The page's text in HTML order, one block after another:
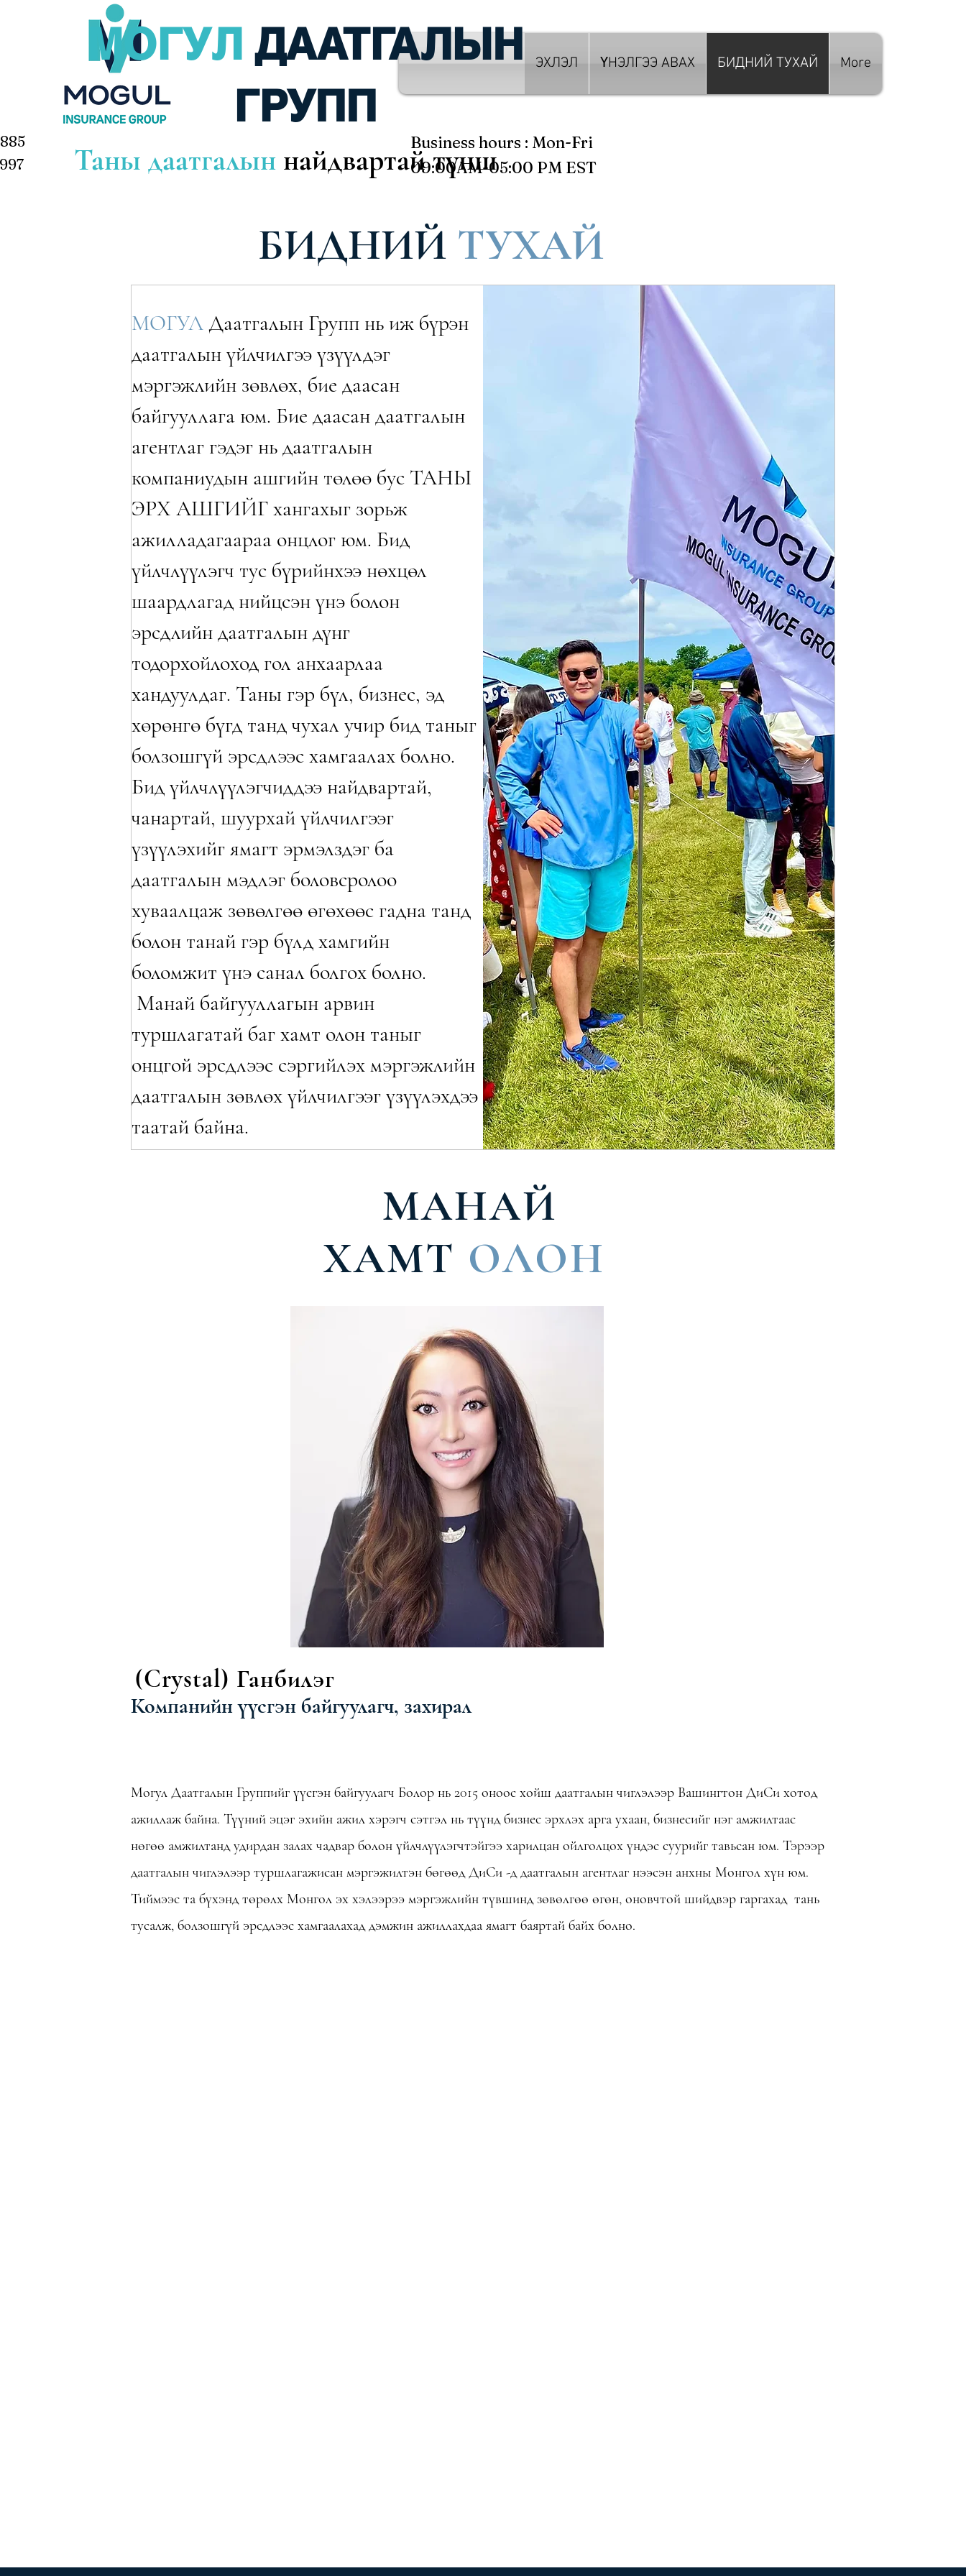
ЭХЛЭЛ ҮНЭЛГЭЭ АВАХ БИДНИЙ ТУХАЙ More
Business hours : Mon-Fri
09:00AM-05:00 PM EST
Таны даатгалын найдвартай түнш
МОГУЛ ДААТГАЛЫН
ГРУПП
БИДНИЙ ТУХАЙ
МОГУЛДаатгалын Групп нь иж бүрэн
даатгалын үйлчилгээ үзүүлдэг
мэргэжлийн зөвлөх, бие даасан
байгууллага юм. Бие даасан даатгалын
агентлаг гэдэг нь даатгалын
компаниудын ашгийн төлөө бус ТАНЫ
ЭРХ АШГИЙГ хангахыг зорьж
ажилладагаараа онцлог юм. Бид
үйлчлүүлэгч тус бүрийнхээ нөхцөл
шаардлагад нийцсэн үнэ болон
эрсдлийн даатгалын дүнг
тодорхойлоход гол анхаарлаа
хандуулдаг. Таны гэр бүл, бизнес, эд
хөрөнгө бүгд танд чухал учир бид таныг
болзошгүй эрсдлээс хамгаалах болно.
Бид үйлчлүүлэгчиддээ найдвартай,
чанартай, шуурхай үйлчилгээг
үзүүлэхийг ямагт эрмэлздэг ба
даатгалын мэдлэг боловсролоо
хуваалцаж зөвөлгөө өгөхөөс гадна танд
болон танай гэр бүлд хамгийн
боломжит үнэ санал болгох болно.
Манай байгууллагын арвин
туршлагатай баг хамт олон таныг
онцгой эрсдлээс сэргийлэх мэргэжлийн
даатгалын зөвлөх үйлчилгээг үзүүлэхдээ
таатай байна.
МАНАЙ
ХАМТ ОЛОН
(Crystal) Ганбилэг
Компанийн үүсгэн байгуулагч, захирал
Могул Даатгалын Группийг үүсгэн байгуулагч Болор нь 2015 оноос хойш даатгалын чиглэлээр Вашингтон ДиСи хотод
ажиллаж байна. Түүний эцэг эхийн ажил хэрэгч сэтгэл нь түүнд бизнес эрхлэх арга ухаан, бизнесийг нэг амжилтаас
нөгөө амжилтанд удирдан залах чадвар болон үйлчлүүлэгчтэйгээ харилцан ойлголцох үндэс суурийг тавьсан юм. Тэрээр
даатгалын чиглэлээр туршлагажисан мэргэжилтэн бөгөөд ДиСи -д даатгалын агентлаг нээсэн анхны Монгол хүн юм.
Тиймээс та бүхэнд төрөлх Монгол эх хэлээрээ мэргэжлийн түвшинд зөвөлгөө өгөн, оновчтой шийдвэр гаргахад тань
тусалж, болзошгүй эрсдлээс хамгаалахад дэмжин ажиллахдаа ямагт баяртай байх болно.